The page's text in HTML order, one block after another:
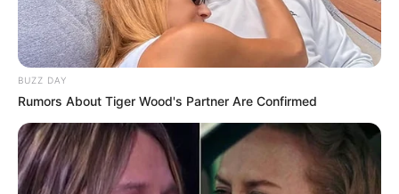
BUZZ DAY
Rumors About Tiger Wood's Partner Are Confirmed